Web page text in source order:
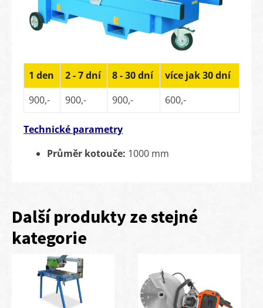
1 den 2 - 7 dní 8 - 30 dní
více jak 30 dní
900,-
900,- 900,- 600,-
Technické parametry
Průměr kotouče: 1000 mm
Další produkty ze stejné
kategorie